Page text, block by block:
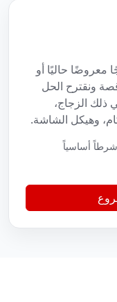
حاليًا أو
ونقترح الحل
ذلك الزجاج،
شرطاً أساسياً